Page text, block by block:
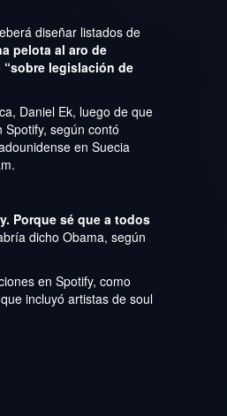
diseñar listados de
pelota al aro de
“sobre legislación de
Daniel Ek, luego de que
según contó
en Suecia
Porque sé que a todos
dicho Obama, según
en Spotify, como
incluyó artistas de soul